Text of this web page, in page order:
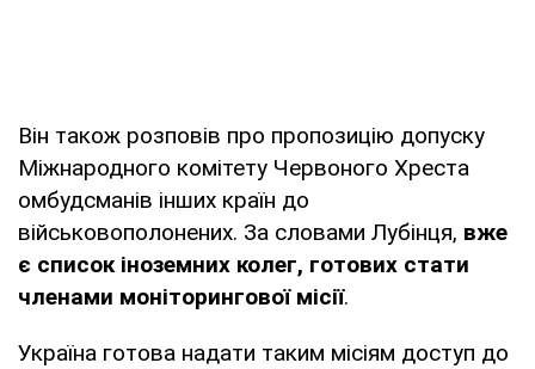
Він також розповів про пропозицію допуску
Міжнародного комітету Червоного Хреста
омбудсманів інших країн до
військовополонених. За словами Лубінця, вже
є список іноземних колег, готових стати
членами моніторингової місії.
Україна готова надати таким місіям доступ до